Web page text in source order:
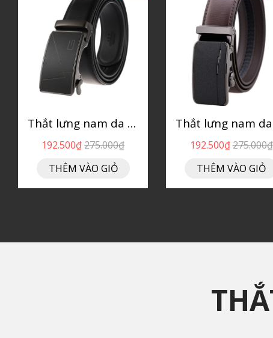
Thắt lưng nam da bò P145
192.500₫275.000₫
THÊM VÀO GIỎ
192.500₫275.000₫
THÊM VÀO GIỎ